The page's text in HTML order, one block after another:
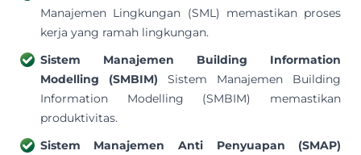
Manajemen Lingkungan (SML) memastikan proses
kerja yang ramah lingkungan.
Sistem Manajemen Building Information
Modelling (SMBIM) Sistem Manajemen Building
Information Modelling (SMBIM) memastikan
produktivitas.
Sistem Manajemen Anti Penyuapan (SMAP)